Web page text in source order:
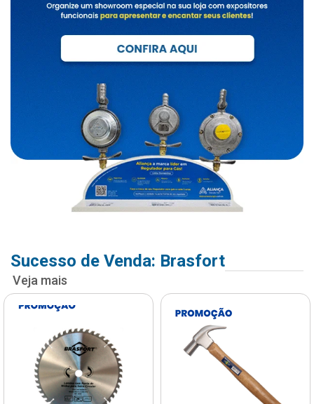
Sucesso de Venda: Brasfort
Veja mais